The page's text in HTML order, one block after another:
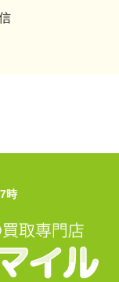
時